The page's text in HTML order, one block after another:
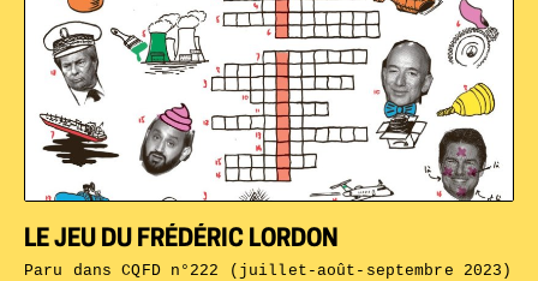
LE JEU DU FRÉDÉRIC LORDON
Paru dansCQFD n°222 (juillet-août-septembre 2023)